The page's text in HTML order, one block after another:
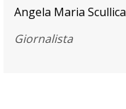
Angela Maria Scullica
Giornalista